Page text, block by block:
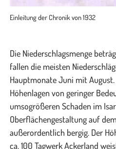
Einleitung der Chronik von 1932
Die Niederschlagsmenge
fallen die meisten
Hauptmonate Juni mit
Höhenlagen von geringer
umsogrößeren Schaden im
Oberflächengestaltung auf
außerordentlich bergig. Der
ca. 100 Tagwerk Ackerland